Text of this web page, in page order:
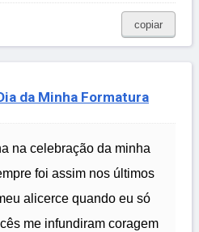
copiar
da Minha Formatura
na celebração da minha
foi assim nos últimos
alicerce quando eu só
me infundiram coragem